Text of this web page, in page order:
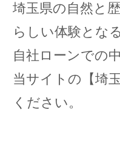
埼玉県の自然と
らしい体験とな
自社ローンでの
当サイトの【埼
ください。